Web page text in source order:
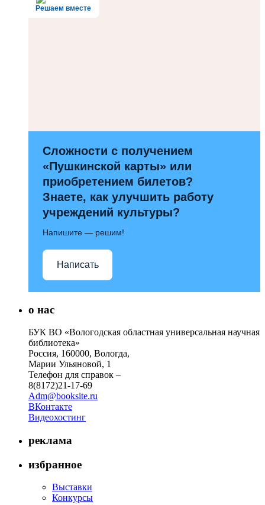
Решаем вместе
Сложности с получением
«Пушкинской карты» или
приобретением билетов?
Знаете, как улучшить работу
учреждений культуры?
Напишите — решим!
Написать
о нас
БУК ВО «Вологодская областная универсальная научная
библиотека»
Россия, 160000, Вологда,
Марии Ульяновой, 1
Телефон для справок –
8(8172)21-17-69
Adm@booksite.ru
ВКонтакте
Видеохостинг
реклама
избранное
Выставки
Конкурсы